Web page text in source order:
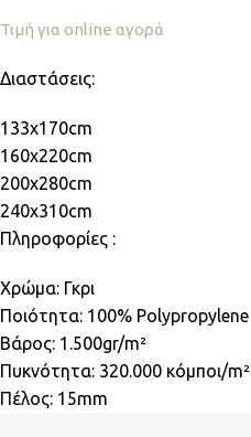
Τιμή για online αγορά
Διαστάσεις:
133x170cm
160x220cm
200x280cm
240x310cm
Πληροφορίες :
Χρώμα: Γκρι
Ποιότητα: 100% Polypropylene
Βάρος: 1.500gr/m²
Πυκνότητα: 320.000 κόμποι/m²
Πέλος: 15mm